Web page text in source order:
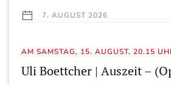
7. AUGUST 2026
AM SAMSTAG, 15. AUGUST, 20.15
Uli Boettcher | Auszeit –